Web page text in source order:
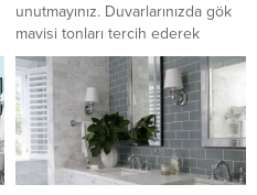
unutmayınız. Duvarlarınızda gök
mavisi tonları tercih ederek
mavinin rahatlatıcı etkisinden
faydalanarak günün yoğun
stresinde az da olsa uzaklaşın. Bu
uzaklaşma sayesinde ne kadar
bir...